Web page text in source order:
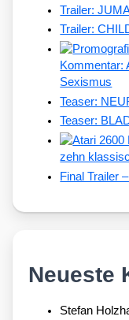
Trailer:
Trailer:
Kommentar:
Sexismus
Teaser:
Teaser:
zehn
Final Trailer
Neueste
Stefan